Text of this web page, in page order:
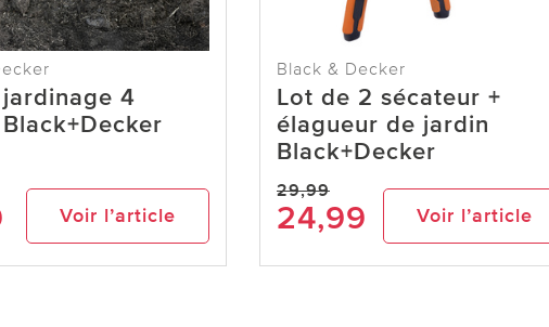
4
Voir l’article
Black & Decker
Lot de 2 sécateur +
élagueur de jardin
Black+Decker
29,99
24,99 Voir l’article